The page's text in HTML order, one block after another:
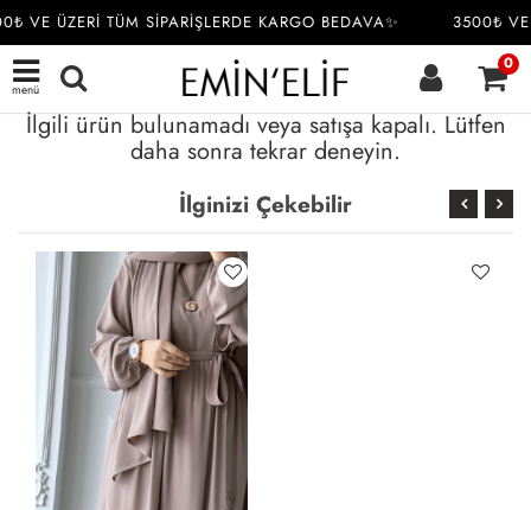
VE ÜZERİ TÜM SİPARİŞLERDE KARGO BEDAVA✨ 3500₺ VE
menü
0
İlgili ürün bulunamadı veya satışa kapalı. Lütfen
daha sonra tekrar deneyin.
İlginizi Çekebilir